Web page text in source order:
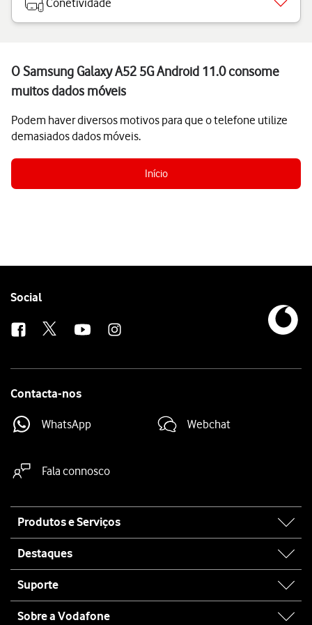
Conetividade
O Samsung Galaxy A52 5G Android 11.0 consome
muitos dados móveis
Podem haver diversos motivos para que o telefone utilize
demasiados dados móveis.
Início
Follow
Social
Contacta-nos
WhatsApp Webchat
Fala connosco
map
Produtos e Serviços
Destaques
Suporte
Sobre a Vodafone